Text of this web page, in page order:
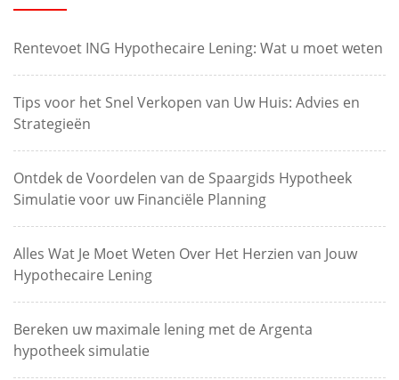
Rentevoet ING Hypothecaire Lening: Wat u moet weten
Tips voor het Snel Verkopen van Uw Huis: Advies en
Strategieën
Ontdek de Voordelen van de Spaargids Hypotheek
Simulatie voor uw Financiële Planning
Alles Wat Je Moet Weten Over Het Herzien van Jouw
Hypothecaire Lening
Bereken uw maximale lening met de Argenta
hypotheek simulatie